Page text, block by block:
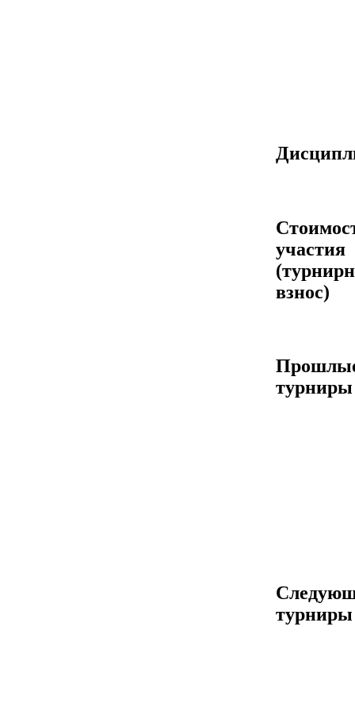
участия
взнос)
турниры
турниры